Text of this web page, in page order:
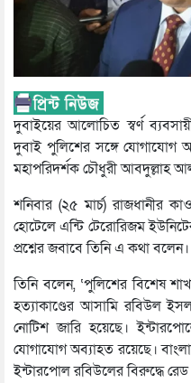
দুবাইয়ের আলোচিত স্বর্ণ
দুবাই পুলিশের সঙ্গে যোগাযোগ
মহাপরিদর্শক চৌধুরী আবদুল্লাহ
শনিবার (২৫ মার্চ) রাজধানীর
হোটেলে এন্টি টেরোরিজম
প্রশ্নের জবাবে তিনি এ কথা বলেন।
তিনি বলেন, ‘পুলিশের বিশেষ
হত্যাকাণ্ডের আসামি রবিউল
নোটিশ জারি হয়েছে।
যোগাযোগ অব্যাহত রয়েছে।
ইন্টারপোল রবিউলের বিরুদ্ধে